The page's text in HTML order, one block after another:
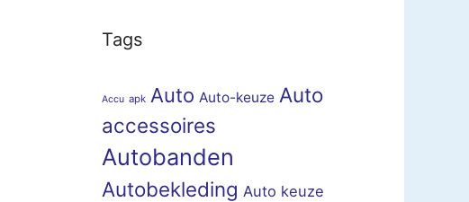
Tags
Accu apk Auto Auto-keuze Auto
accessoires
Autobanden
Autobekleding Auto keuze